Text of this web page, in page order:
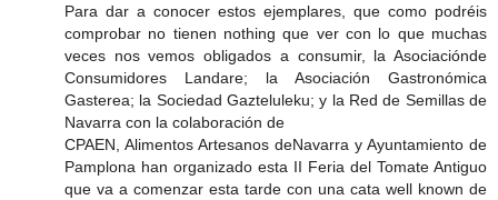
Para dar a conocer estos ejemplares, que como podréis
comprobar no tienen nothing que ver con lo que muchas
veces nos vemos obligados a consumir, la Asociaciónde
Consumidores Landare; la Asociación Gastronómica
Gasterea; la Sociedad Gazteluleku; y la Red de Semillas de
Navarra con la colaboración de
CPAEN, Alimentos Artesanos deNavarra y Ayuntamiento de
Pamplona han organizado esta II Feria del Tomate Antiguo
que va a comenzar esta tarde con una cata well known de